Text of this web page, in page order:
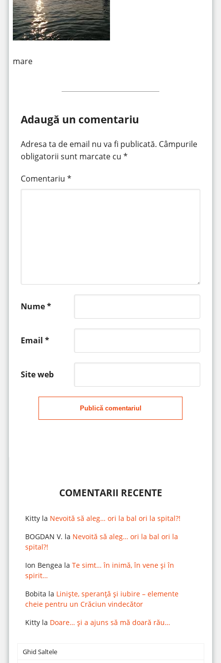
mare
Adaugă un comentariu
Adresa ta de email nu va fi publicată. Câmpurile
obligatorii sunt marcate cu *
Comentariu *
Nume*
Email *
Site web
Publică comentariul
COMENTARII RECENTE
Kittyla Nevoită să aleg… ori la bal ori la spital?!
BOGDAN V. la Nevoită să aleg… ori la bal ori la
spital?!
Ion Bengea la Te simt… în inimă, în vene și în
spirit…
Bobita la Liniște, speranță și iubire – elemente
cheie pentru un Crăciun vindecător
Kittyla Doare… și a ajuns să mă doară rău…
Ghid Saltele